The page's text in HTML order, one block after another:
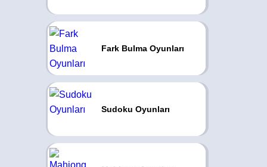
Fark Bulma Oyunları
Sudoku Oyunları